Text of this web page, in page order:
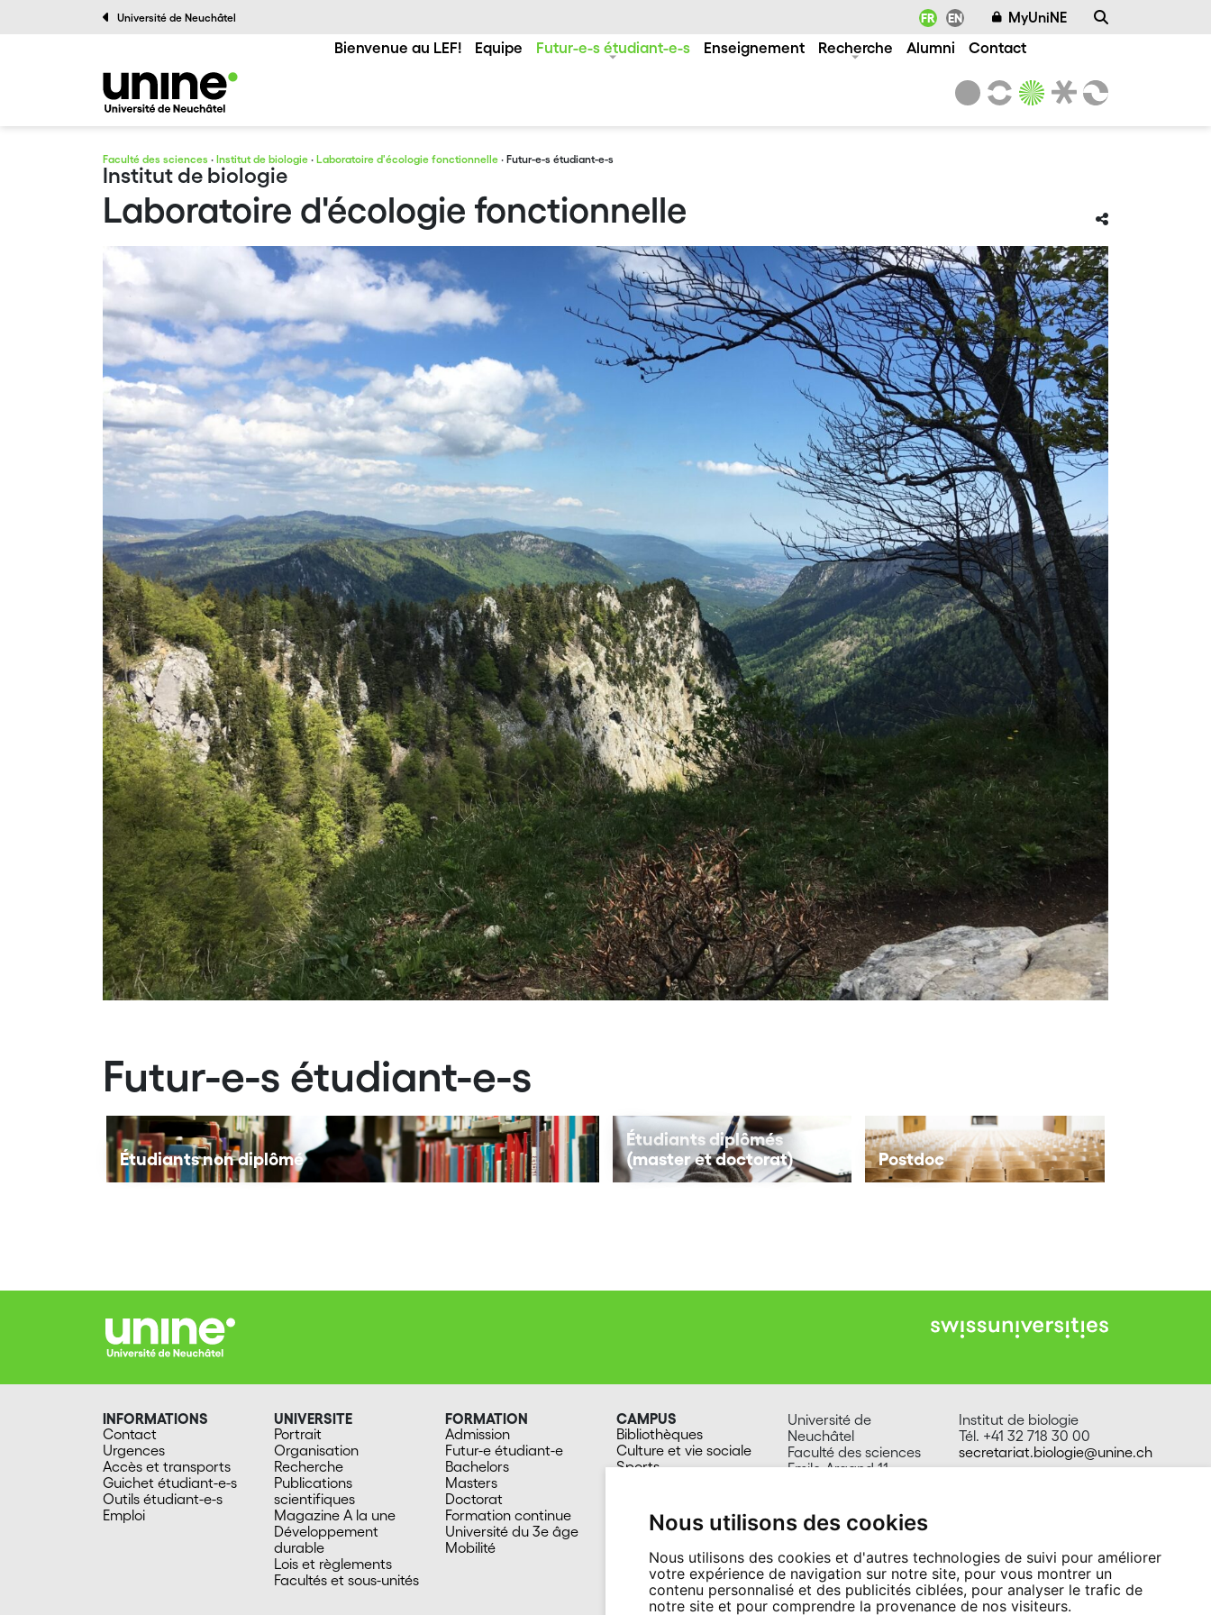
Nous utilisons des cookies
Nous utilisons des cookies et d'autres technologies de suivi pour améliorer
votre expérience de navigation sur notre site, pour vous montrer un
contenu personnalisé et des publicités ciblées, pour analyser le trafic de
notre site et pour comprendre la provenance de nos visiteurs.
Université de Neuchâtel FR EN MyUniNE
Bienvenue au LEF! Equipe Futur-e-s étudiant-e-s Enseignement Recherche Alumni Contact
Faculté des sciences · Institut de biologie · Laboratoire d'écologie fonctionnelle · Futur-e-s étudiant-e-s
Institut de biologie
Laboratoire d'écologie fonctionnelle
Futur-e-s étudiant-e-s
Étudiants non diplômé
Étudiants diplômés
(master et doctorat)
Postdoc
INFORMATIONS
Contact
Urgences
Accès et transports
Guichet étudiant-e-s
Outils étudiant-e-s
Emploi
UNIVERSITE
Portrait
Organisation
Recherche
Publications
scientifiques
Magazine A la une
Développement
durable
Lois et règlements
Facultés et sous-unités
FORMATION
Admission
Futur-e étudiant-e
Bachelors
Masters
Doctorat
Formation continue
Université du 3e âge
Mobilité
CAMPUS
Bibliothèques
Culture et vie sociale
Sports
En images
Université de
Neuchâtel
Faculté des sciences
Emile-Argand 11
Institut de biologie
Tél. +41 32 718 30 00
secretariat.biologie@unine.ch